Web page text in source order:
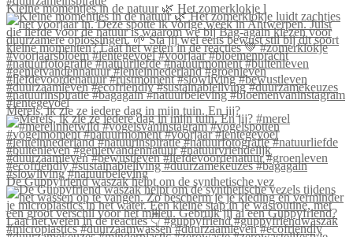
Kleine momentjes in de natuur 🌿 Het zomerklokje l
Merels, ik zie ze iedere dag in mijn tuin. En jij?
De Guppyfriend waszak helpt om de synthetische vez